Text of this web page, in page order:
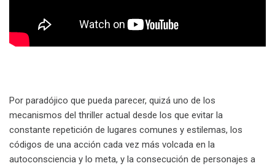
Por paradójico que pueda parecer, quizá uno de los
mecanismos del thriller actual desde los que evitar la
constante repetición de lugares comunes y estilemas, los
códigos de una acción cada vez más volcada en la
autoconsciencia y lo meta, y la consecución de personajes a